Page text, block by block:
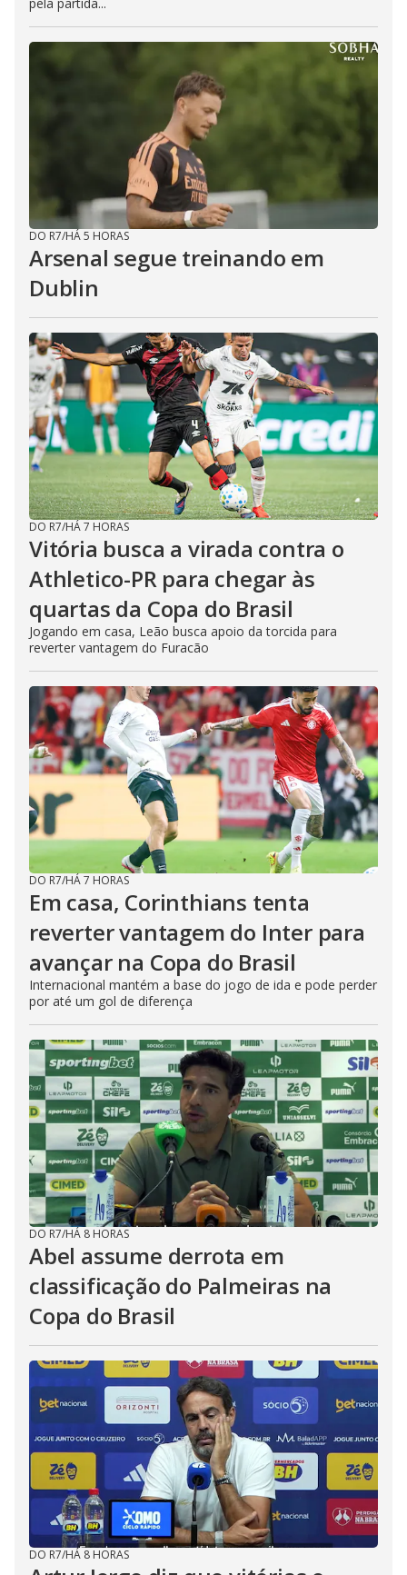
DO R7/HÁ 5 HORAS
Arsenal segue treinando em
Dublin
DO R7/HÁ 7 HORAS
Vitória busca a virada contra o
Athletico-PR para chegar às
quartas da Copa do Brasil
Jogando em casa, Leão busca apoio da torcida para
reverter vantagem do Furacão
DO R7/HÁ 7 HORAS
Em casa, Corinthians tenta
reverter vantagem do Inter para
avançar na Copa do Brasil
Internacional mantém a base do jogo de ida e pode perder
por até um gol de diferença
DO R7/HÁ 8 HORAS
Abel assume derrota em
classificação do Palmeiras na
Copa do Brasil
DO R7/HÁ 8 HORAS